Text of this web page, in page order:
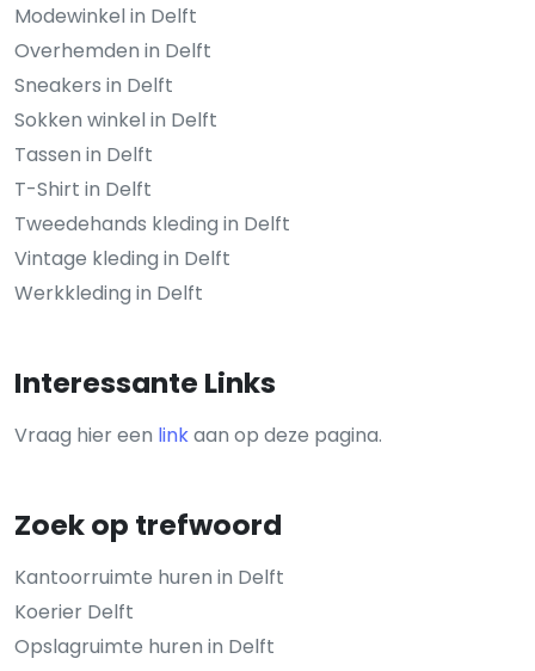
Modewinkel in Delft
Overhemden in Delft
Sneakers in Delft
Sokken winkel in Delft
Tassen in Delft
T-Shirt in Delft
Tweedehands kleding in Delft
Vintage kleding in Delft
Werkkleding in Delft
Interessante Links
Vraag hier een linkaan op deze pagina.
Zoek op trefwoord
Kantoorruimte huren in Delft
Koerier Delft
Opslagruimte huren in Delft